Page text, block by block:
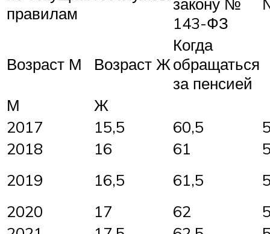
правилам
143-ФЗ
Возраст М Возраст Ж
Когда
обращаться
за пенсией
М
Ж
2017
15,5 60,5
2018
16 61
2019
16,5 61,5
2020
17 62